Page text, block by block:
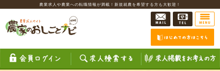
農業求人や農業への転職情報が満載！新規就農を希望する方も大歓迎！